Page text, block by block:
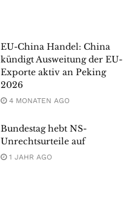
EU-China Handel: China
kündigt Ausweitung der EU-
Exporte aktiv an Peking
2026
4 MONATEN AGO
Bundestag hebt NS-
Unrechtsurteile auf
1 JAHR AGO